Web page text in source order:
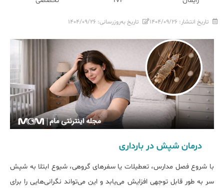
تاریخ انتشار: ۱۴۰۴/۰۹/۲۶ تاریخ به‌روزرسانی: ۱۴۰۴/۰۹/۲۶
درمان شپش در بارداری
با شروع فصل مدارس، تعطیلات یا سفرهای گروهی، شیوع ابتلا به شپش
سر به طور قابل توجهی افزایش می‌یابد و این می‌تواند نگرانی‌هایی را برای